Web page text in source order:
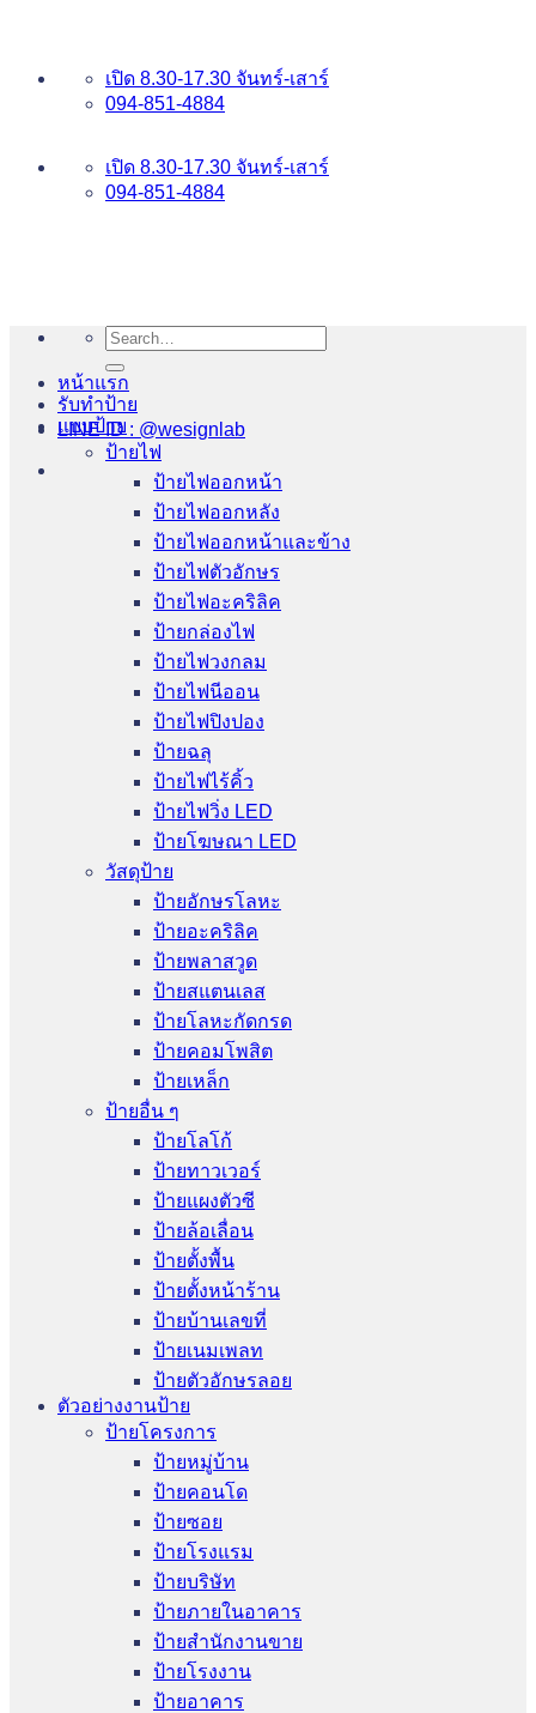
เปิด 8.30-17.30 จันทร์-เสาร์
094-851-4884
เปิด 8.30-17.30 จันทร์-เสาร์
094-851-4884
LINE ID : @wesignlab
Search
for:
หน้าแรก
รับทำป้าย
แบบป้าย
ป้ายไฟ
ป้ายไฟออกหน้า
ป้ายไฟออกหลัง
ป้ายไฟออกหน้าและข้าง
ป้ายไฟตัวอักษร
ป้ายไฟอะคริลิค
ป้ายกล่องไฟ
ป้ายไฟวงกลม
ป้ายไฟนีออน
ป้ายไฟปิงปอง
ป้ายฉลุ
ป้ายไฟไร้คิ้ว
ป้ายไฟวิ่ง LED
ป้ายโฆษณา LED
วัสดุป้าย
ป้ายอักษรโลหะ
ป้ายอะคริลิค
ป้ายพลาสวูด
ป้ายสแตนเลส
ป้ายโลหะกัดกรด
ป้ายคอมโพสิต
ป้ายเหล็ก
ป้ายอื่น ๆ
ป้ายโลโก้
ป้ายทาวเวอร์
ป้ายแผงตัวซี
ป้ายล้อเลื่อน
ป้ายตั้งพื้น
ป้ายตั้งหน้าร้าน
ป้ายบ้านเลขที่
ป้ายเนมเพลท
ป้ายตัวอักษรลอย
ตัวอย่างงานป้าย
ป้ายโครงการ
ป้ายหมู่บ้าน
ป้ายคอนโด
ป้ายซอย
ป้ายโรงแรม
ป้ายบริษัท
ป้ายภายในอาคาร
ป้ายสำนักงานขาย
ป้ายโรงงาน
ป้ายอาคาร